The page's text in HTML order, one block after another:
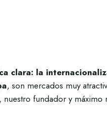
clara: la
, son mercados muy
fundador y